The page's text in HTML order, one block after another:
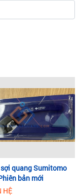
quang Sumitomo
bản mới
HỆ